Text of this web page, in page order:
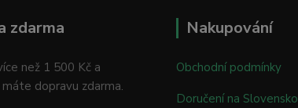
zdarma
než 1 500 Kč a
dopravu zdarma.
Nakupování
Obchodní podmínky
Doručení na Slovensko